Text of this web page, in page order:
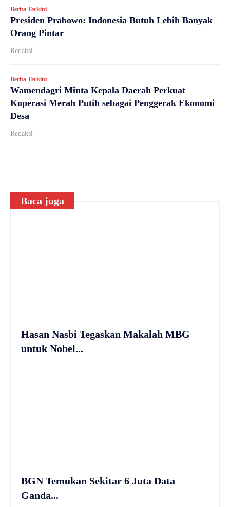
Berita Terkini
Presiden Prabowo: Indonesia Butuh Lebih Banyak
Orang Pintar
Redaksi
Berita Terkini
Wamendagri Minta Kepala Daerah Perkuat
Koperasi Merah Putih sebagai Penggerak Ekonomi
Desa
Redaksi
Baca juga
Hasan Nasbi Tegaskan Makalah MBG
untuk Nobel...
BGN Temukan Sekitar 6 Juta Data
Ganda...